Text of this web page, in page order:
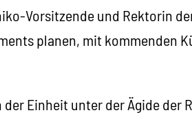
Vorsitzende und Rektorin
planen, mit kommenden
der Einheit unter der Ägide